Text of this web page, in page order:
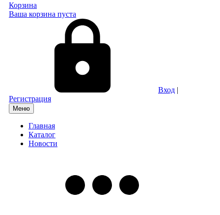
Корзина
Ваша корзина пуста
Вход |
Регистрация
Меню
Главная
Каталог
Новости